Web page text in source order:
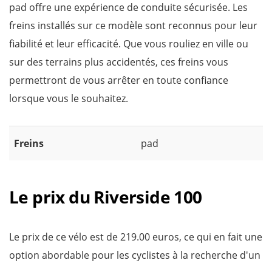
pad offre une expérience de conduite sécurisée. Les
freins installés sur ce modèle sont reconnus pour leur
fiabilité et leur efficacité. Que vous rouliez en ville ou
sur des terrains plus accidentés, ces freins vous
permettront de vous arrêter en toute confiance
lorsque vous le souhaitez.
Freins pad
Le prix du Riverside 100
Le prix de ce vélo est de 219.00 euros, ce qui en fait une
option abordable pour les cyclistes à la recherche d'un